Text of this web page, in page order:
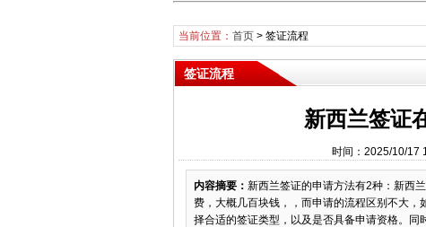
当前位置： 首页> 签证流程
签证流程
新西兰签证
时间：2025/10/
内容摘要： 新西兰签证的申请方法有2种：新西
费，大概几百块钱，，而申请的流程区别不大
择合适的签证类型，以及是否具备申请资格。